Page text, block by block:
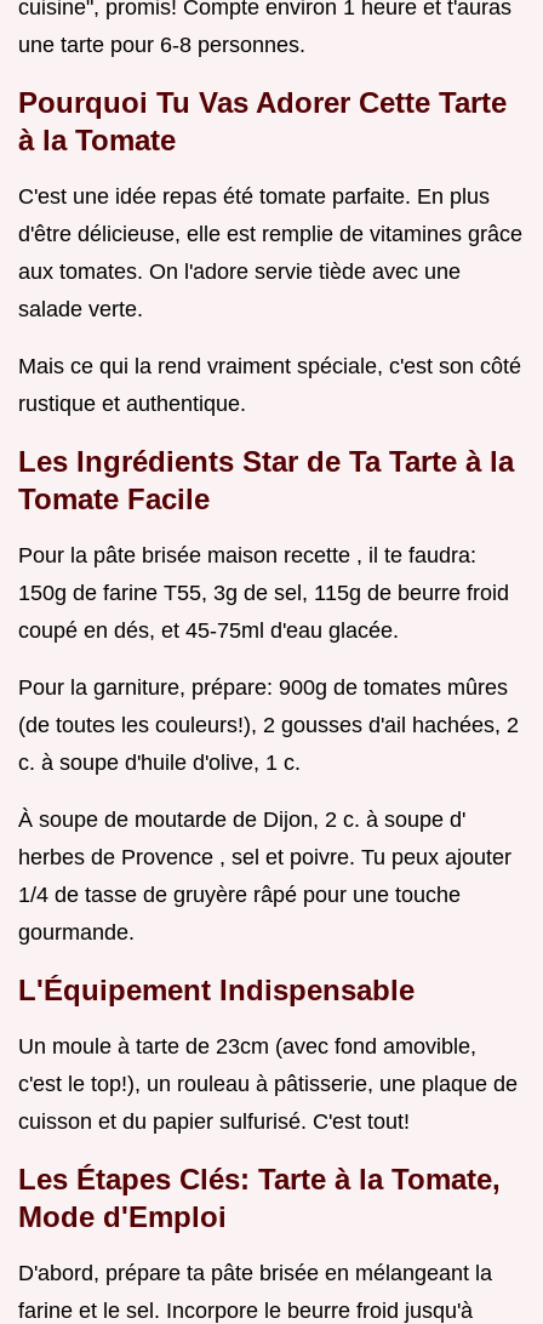
cuisine", promis! Compte environ 1 heure et t'auras
une tarte pour 6-8 personnes.
Pourquoi Tu Vas Adorer Cette Tarte
à la Tomate
C'est une idée repas été tomate parfaite. En plus
d'être délicieuse, elle est remplie de vitamines grâce
aux tomates. On l'adore servie tiède avec une
salade verte.
Mais ce qui la rend vraiment spéciale, c'est son côté
rustique et authentique.
Les Ingrédients Star de Ta Tarte à la
Tomate Facile
Pour la pâte brisée maison recette , il te faudra:
150g de farine T55, 3g de sel, 115g de beurre froid
coupé en dés, et 45-75ml d'eau glacée.
Pour la garniture, prépare: 900g de tomates mûres
(de toutes les couleurs!), 2 gousses d'ail hachées, 2
c. à soupe d'huile d'olive, 1 c.
À soupe de moutarde de Dijon, 2 c. à soupe d'
herbes de Provence , sel et poivre. Tu peux ajouter
1/4 de tasse de gruyère râpé pour une touche
gourmande.
L'Équipement Indispensable
Un moule à tarte de 23cm (avec fond amovible,
c'est le top!), un rouleau à pâtisserie, une plaque de
cuisson et du papier sulfurisé. C'est tout!
Les Étapes Clés: Tarte à la Tomate,
Mode d'Emploi
D'abord, prépare ta pâte brisée en mélangeant la
farine et le sel. Incorpore le beurre froid jusqu'à